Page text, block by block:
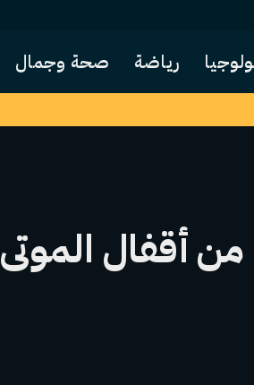
رياضة صحة وجمال
أقفال الموتى